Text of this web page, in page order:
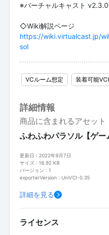
※バーチャルキャスト v2.3.0
https://wiki.virtualcast.jp/
sol
VCルーム想定 装着可能VCI
詳細情報
商品に含まれるアセット
ふわふわパラソル【ゲー
更新日 : 2022年9月7日
サイズ : 16.92 KB
バージョン : 1
exporterVersion : UniVCI-0.35
詳細を見る
ライセンス